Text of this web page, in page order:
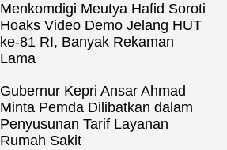
Menkomdigi Meutya Hafid Soroti
Hoaks Video Demo Jelang HUT
ke-81 RI, Banyak Rekaman
Lama
Gubernur Kepri Ansar Ahmad
Minta Pemda Dilibatkan dalam
Penyusunan Tarif Layanan
Rumah Sakit